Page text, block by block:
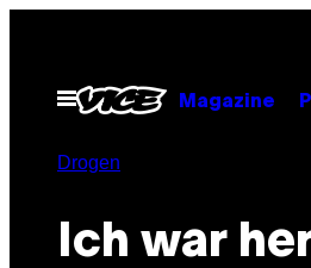
contentOpen
Menu
Magazine
Drogen
Ich war